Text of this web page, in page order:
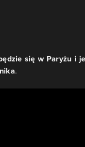
się w Paryżu i
.